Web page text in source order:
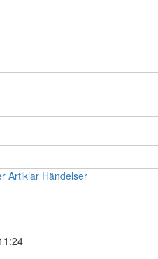
Artiklar Händelser